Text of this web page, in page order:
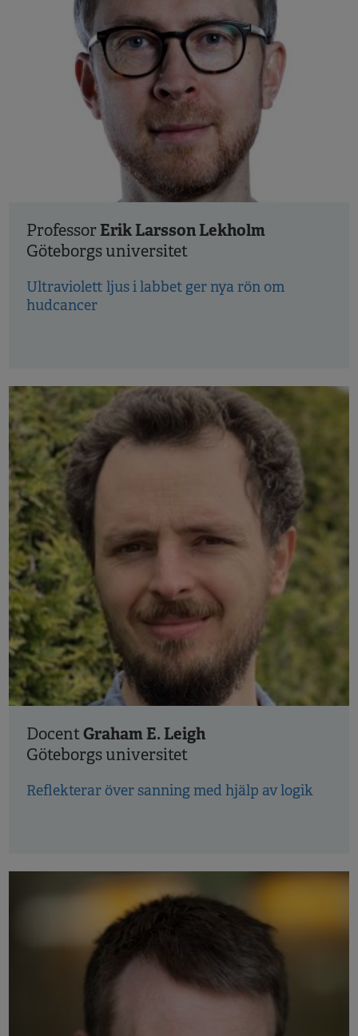
ProfessorErik Larsson Lekholm
Göteborgs universitet
Ultraviolett ljus i labbet ger nya rön om
hudcancer
DocentGraham E. Leigh
Göteborgs universitet
Reflekterar över sanning med hjälp av logik